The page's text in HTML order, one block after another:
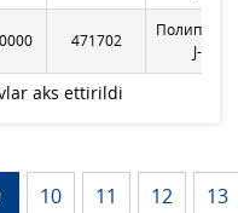
471702
J-160
aks ettirildi
10 11 12 13